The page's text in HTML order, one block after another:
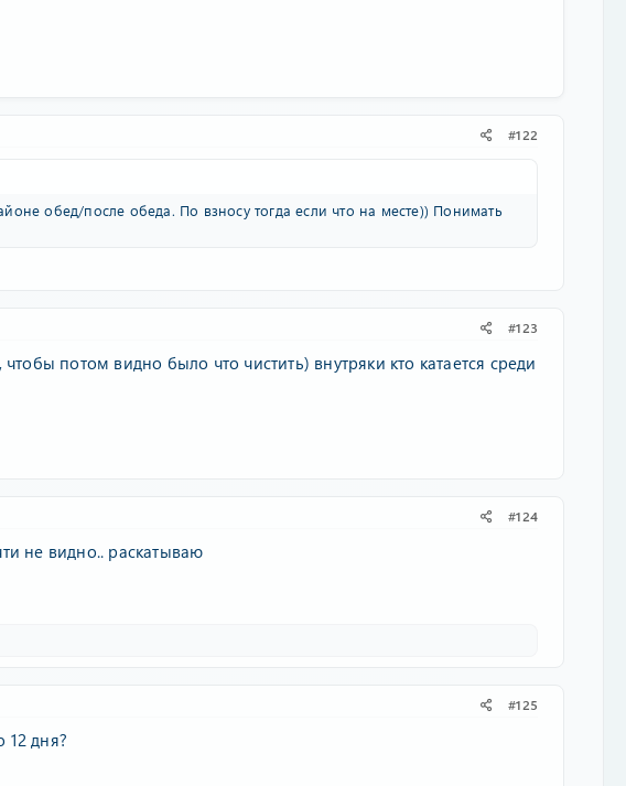
#122
обед/после обеда. По взносу тогда если что на месте)) Понимать
#123
потом видно было что чистить) внутряки кто катается среди
#124
не видно.. раскатываю
#125
12 дня?